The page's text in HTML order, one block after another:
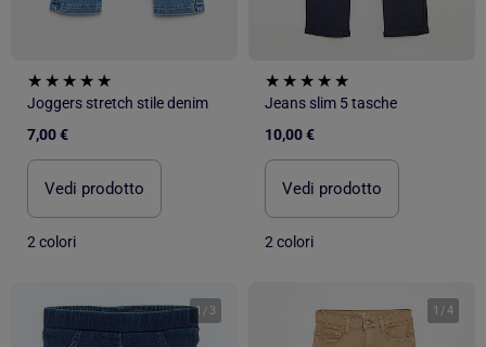
Joggers stretch stile denim
7,00 €
Vedi prodotto
2 colori
Jeans slim 5 tasche
10,00 €
Vedi prodotto
2 colori
1 / 3 1 /4